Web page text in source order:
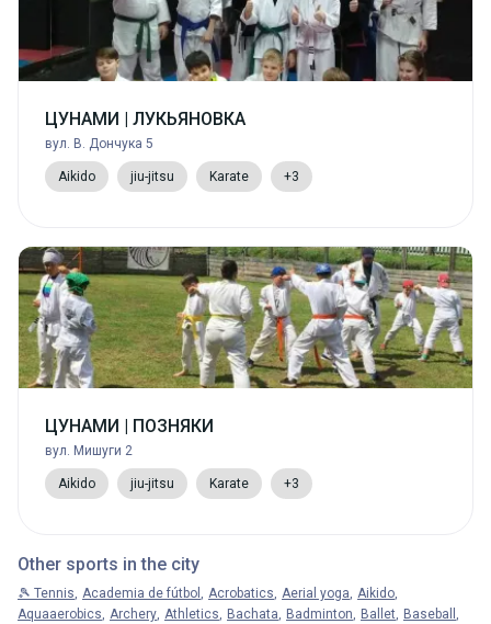
ЦУНАМИ | ЛУКЬЯНОВКА
вул. В. Дончука 5
Aikido jiu-jitsu Karate +3
ЦУНАМИ | ПОЗНЯКИ
вул. Мишуги 2
Aikido jiu-jitsu Karate +3
Other sports in the city
🎾 Tennis Academia de fútbol Acrobatics Aerial yoga Aikido
Aquaaerobics Archery Athletics Bachata Badminton Ballet
Baseball